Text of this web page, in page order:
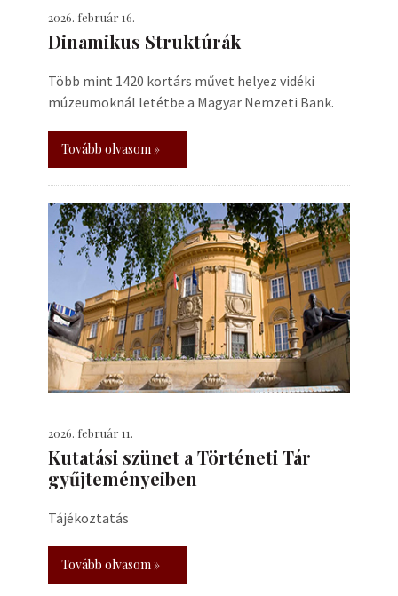
2026. február 16.
Dinamikus Struktúrák
Több mint 1420 kortárs művet helyez vidéki
múzeumoknál letétbe a Magyar Nemzeti Bank.
Tovább olvasom »
2026. február 11.
Kutatási szünet a Történeti Tár
gyűjteményeiben
Tájékoztatás
Tovább olvasom »